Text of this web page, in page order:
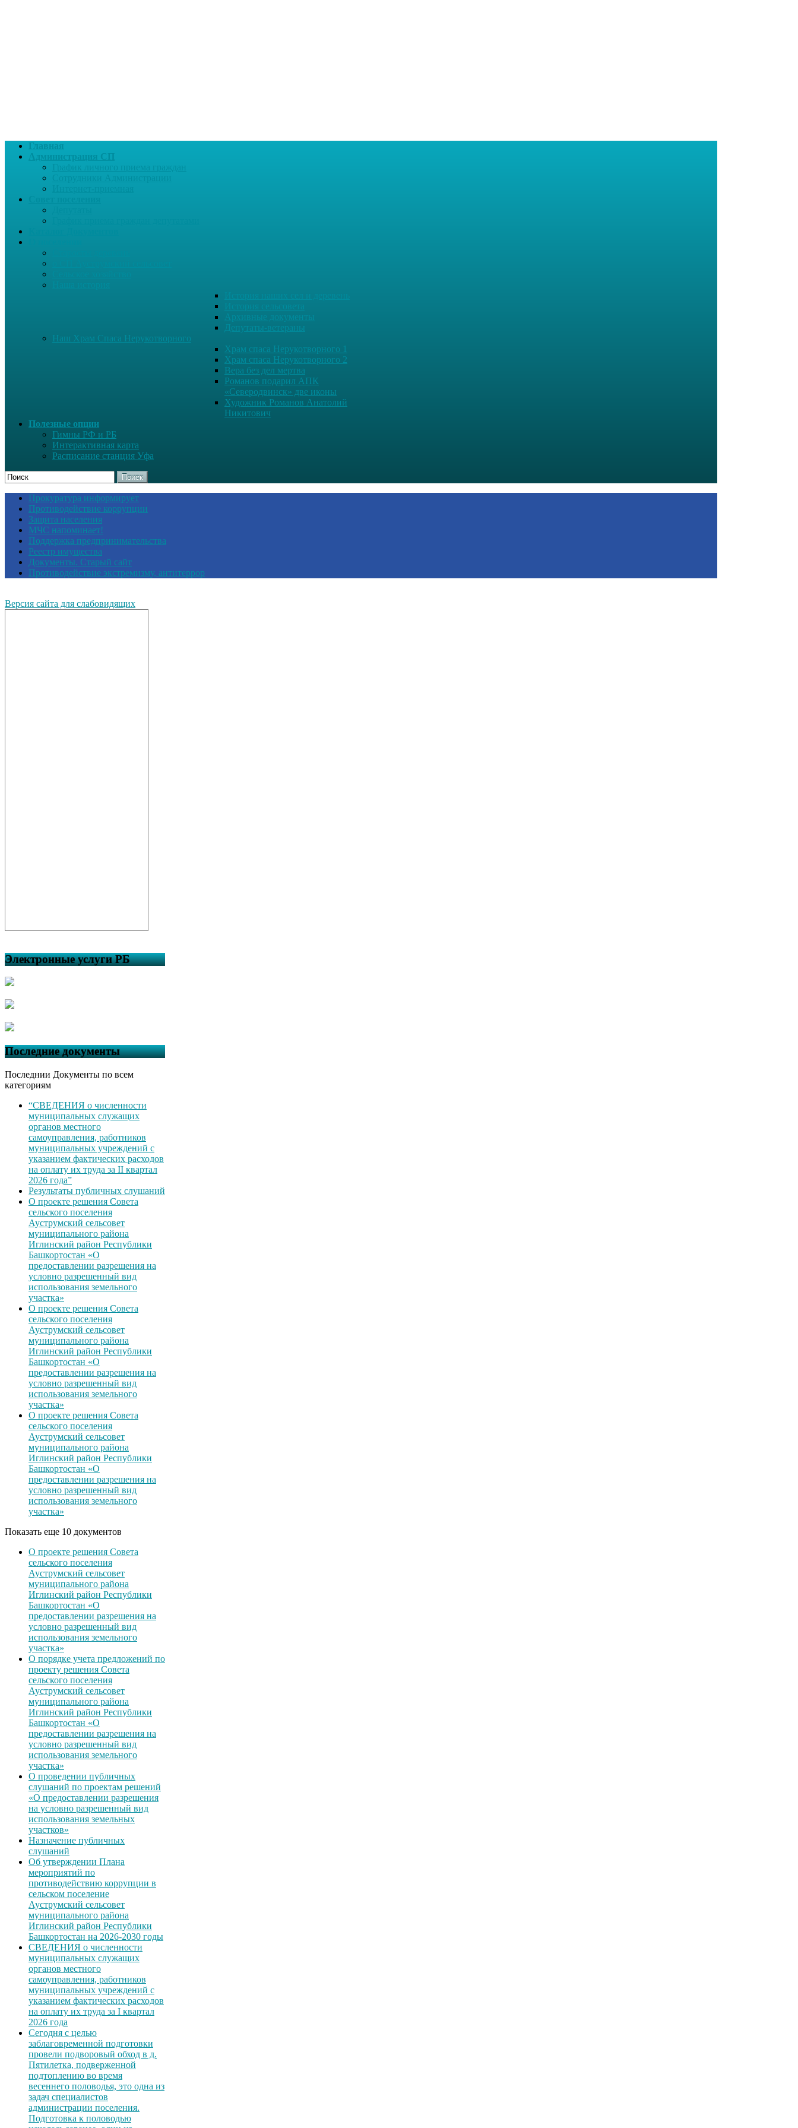
Главная
Администрация СП
Архивные документы
Депутаты-ветераны
Наш Храм Спаса Нерукотворного
Храм спаса Нерукотворного 1
Храм спаса Нерукотворного 2
Вера без дел мертва
Романов подарил АПК
«Северодвинск» две иконы
Художник Романов Анатолий
Никитович
Полезные опции
Гимны РФ и РБ
Интерактивная карта
Расписание станция Уфа
Поиск
Прокуратура информирует
Противодействие коррупции
Защита населения
МЧС напоминает!
Поддержка предпринимательства
Реестр имущества
Документы. Старый сайт
Противодействие экстремизму, антитеррор
Версия сайта для слабовидящих
Электронные услуги РБ
Последние документы
Последнии Документы по всем
категориям
“СВЕДЕНИЯ о численности
муниципальных служащих
органов местного
самоуправления, работников
муниципальных учреждений с
указанием фактических расходов
на оплату их труда за II квартал
2026 года”
Результаты публичных слушаний
О проекте решения Совета
сельского поселения
Ауструмский сельсовет
муниципального района
Иглинский район Республики
Башкортостан «О
предоставлении разрешения на
условно разрешенный вид
использования земельного
участка»
О проекте решения Совета
сельского поселения
Ауструмский сельсовет
муниципального района
Иглинский район Республики
Башкортостан «О
предоставлении разрешения на
условно разрешенный вид
использования земельного
участка»
О проекте решения Совета
сельского поселения
Ауструмский сельсовет
муниципального района
Иглинский район Республики
Башкортостан «О
предоставлении разрешения на
условно разрешенный вид
использования земельного
участка»
Показать еще 10 документов
О проекте решения Совета
сельского поселения
Ауструмский сельсовет
муниципального района
Иглинский район Республики
Башкортостан «О
предоставлении разрешения на
условно разрешенный вид
использования земельного
участка»
О порядке учета предложений по
проекту решения Совета
сельского поселения
Ауструмский сельсовет
муниципального района
Иглинский район Республики
Башкортостан «О
предоставлении разрешения на
условно разрешенный вид
использования земельного
участка»
О проведении публичных
слушаний по проектам решений
«О предоставлении разрешения
на условно разрешенный вид
использования земельных
участков»
Назначение публичных
слушаний
Об утверждении Плана
мероприятий по
противодействию коррупции в
сельском поселение
Ауструмский сельсовет
муниципального района
Иглинский район Республики
Башкортостан на 2026-2030 годы
СВЕДЕНИЯ о численности
муниципальных служащих
органов местного
самоуправления, работников
муниципальных учреждений с
указанием фактических расходов
на оплату их труда за I квартал
2026 года
Сегодня с целью
заблаговременной подготовки
провели подворовый обход в д.
Пятилетка, подверженной
подтоплению во время
весеннего половодья, это одна из
задач специалистов
администрации поселения.
Подготовка к половодью